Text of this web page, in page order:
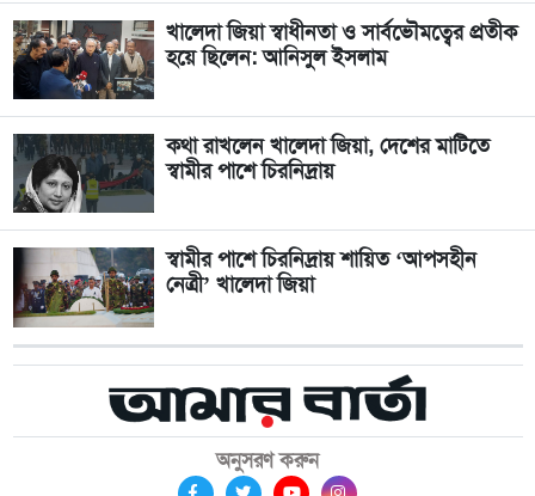
খালেদা জিয়া স্বাধীনতা ও সার্বভৌমত্বের প্রতীক
হয়ে ছিলেন: আনিসুল ইসলাম
কথা রাখলেন খালেদা জিয়া, দেশের মাটিতে
স্বামীর পাশে চিরনিদ্রায়
স্বামীর পাশে চিরনিদ্রায় শায়িত ‘আপসহীন
নেত্রী’ খালেদা জিয়া
অনুসরণ করুন